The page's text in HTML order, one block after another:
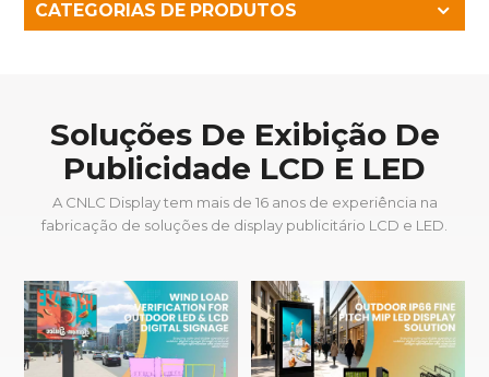
polegadas
CATEGORIAS DE PRODUTOS
Soluções De Exibição De
Publicidade LCD E LED
A CNLC Display tem mais de 16 anos de experiência na
fabricação de soluções de display publicitário LCD e LED.